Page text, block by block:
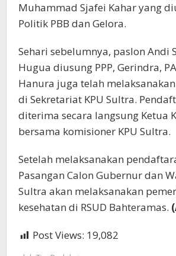
Muhammad Sjafei Kahar yang
Politik PBB dan Gelora.
Sehari sebelumnya, paslon Andi
Hugua diusung PPP, Gerindra,
Hanura juga telah
di Sekretariat KPU Sultra.
diterima secara langsung Ketua
bersama komisioner KPU Sultra.
Setelah melaksanakan
Pasangan Calon Gubernur dan
Sultra akan melaksanakan
kesehatan di RSUD Bahteramas.
Post Views: 19,082